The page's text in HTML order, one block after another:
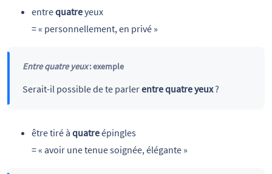
entrequatreyeux
= « personnellement, en privé »
Entre quatre yeux: exemple
Serait-il possible de te parlerentre quatre yeux?
être tiré à quatreépingles
= « avoir une tenue soignée, élégante »